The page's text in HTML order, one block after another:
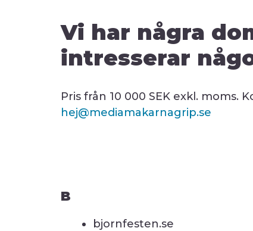
Vi har några
intresserar
Pris från 10 000 SEK exkl. moms.
hej@mediamakarnagrip.se
B
bjornfesten.se